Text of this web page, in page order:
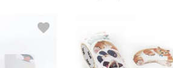
favorite